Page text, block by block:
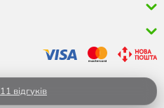
11 відгуків